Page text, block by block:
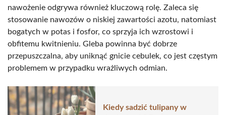
nawożenie odgrywa również kluczową rolę. Zaleca się
stosowanie nawozów o niskiej zawartości azotu, natomiast
bogatych w potas i fosfor, co sprzyja ich wzrostowi i
obfitemu kwitnieniu. Gleba powinna być dobrze
przepuszczalna, aby uniknąć gnicie cebulek, co jest częstym
problemem w przypadku wrażliwych odmian.
Kiedy sadzić tulipany w